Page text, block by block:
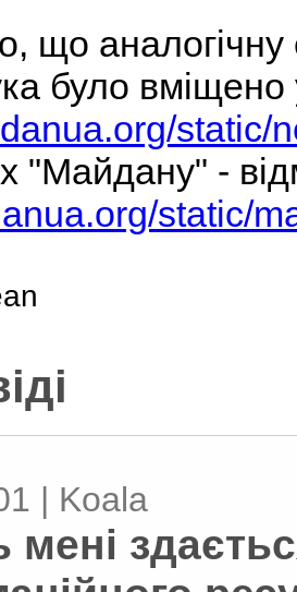
що
було
static/
"Майдану" -
static/
| Koala
мені